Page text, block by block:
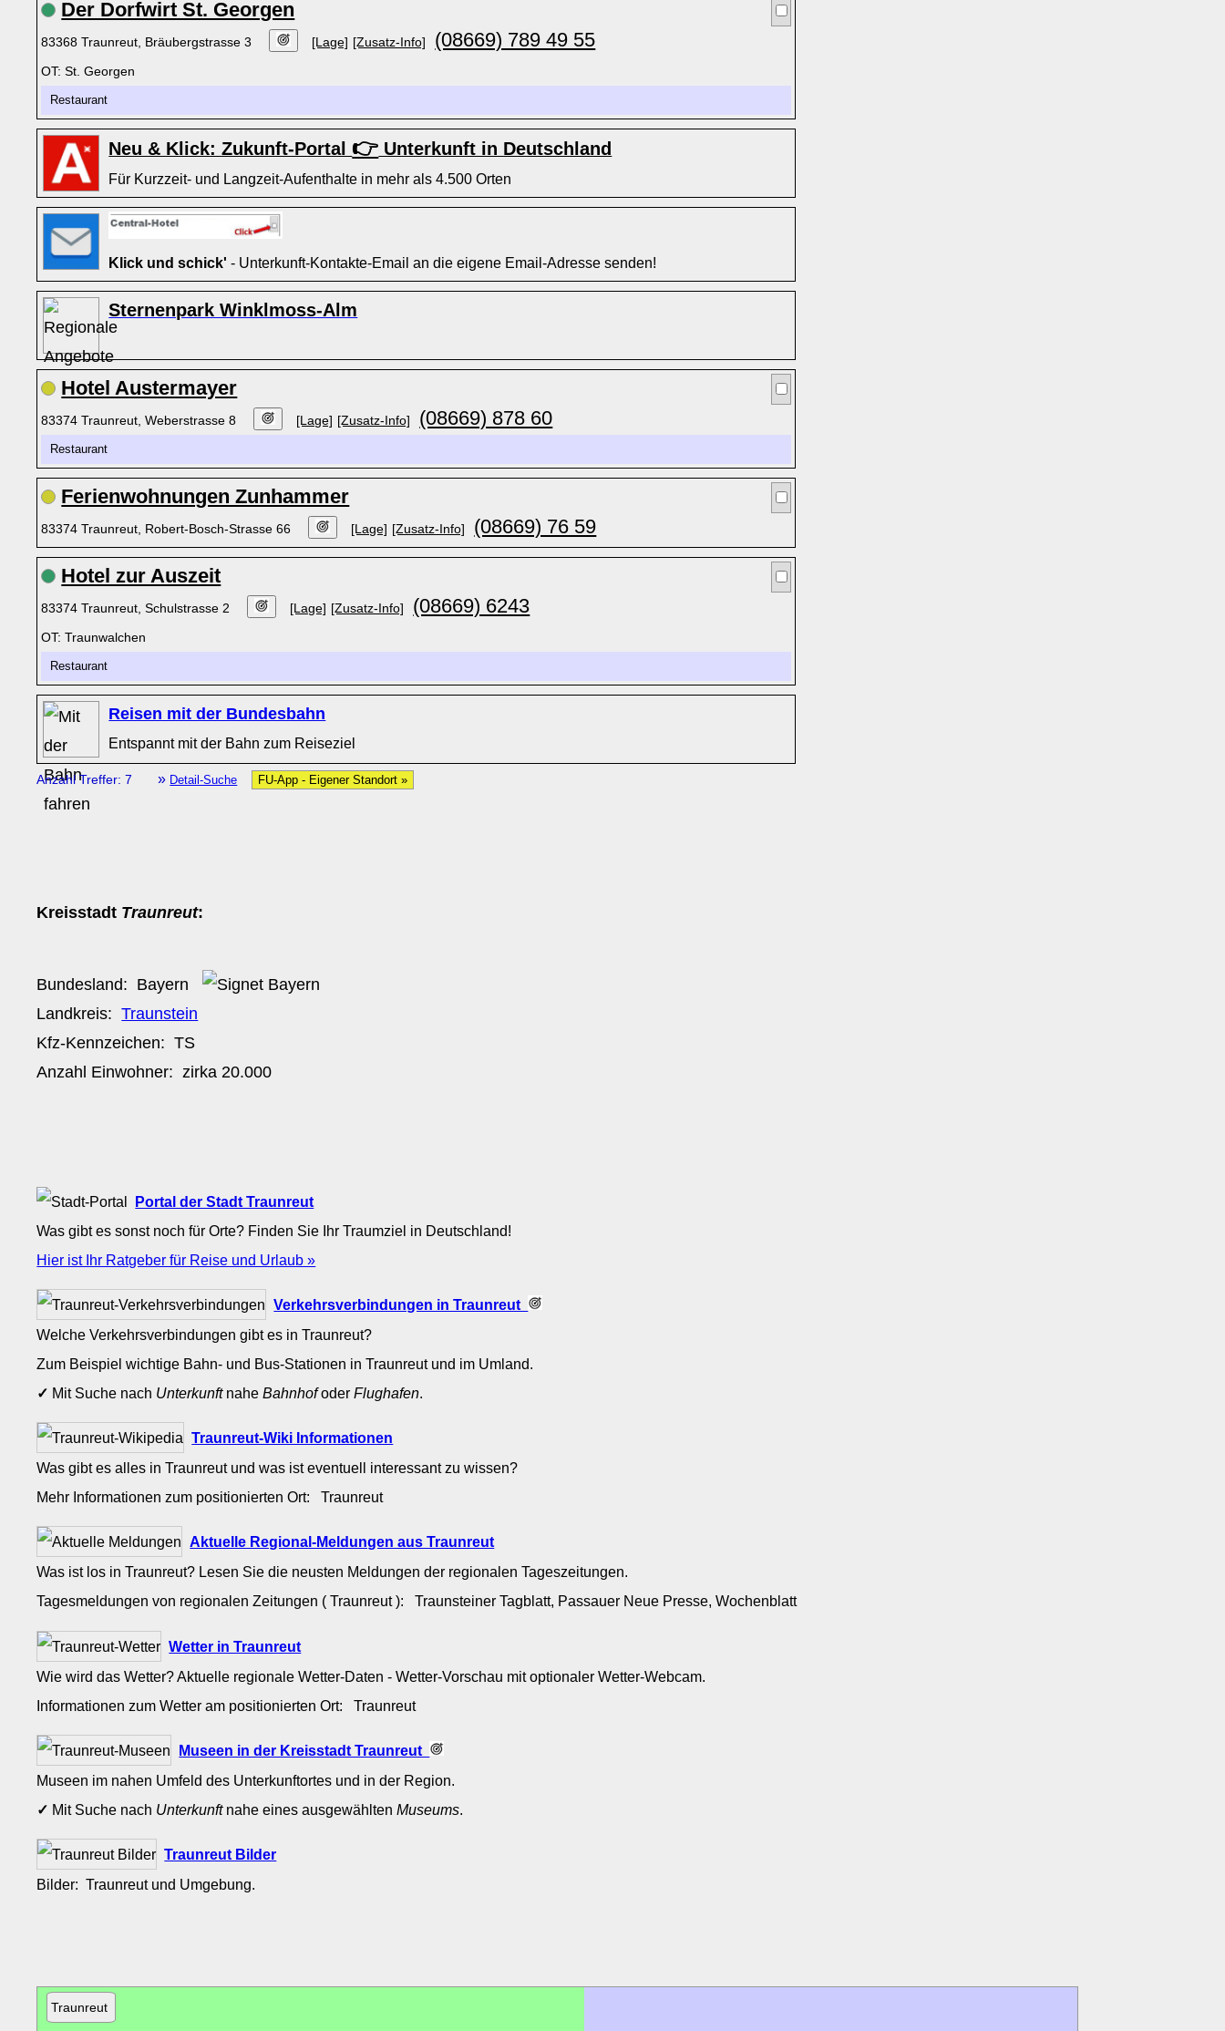
Der Dorfwirt St. Georgen
83368 Traunreut, Bräubergstrasse 3 [Lage] [Zusatz-Info] (08669) 789 49 55
OT: St. Georgen
Restaurant
Neu & Klick: Zukunft-Portal 👉 Unterkunft in Deutschland
Für Kurzzeit- und Langzeit-Aufenthalte in mehr als 4.500 Orten
Klick und schick' - Unterkunft-Kontakte-Email an die eigene Email-Adresse senden!
Sternenpark Winklmoss-Alm
Hotel Austermayer
83374 Traunreut, Weberstrasse 8 [Lage] [Zusatz-Info] (08669) 878 60
Restaurant
Ferienwohnungen Zunhammer
83374 Traunreut, Robert-Bosch-Strasse 66 [Lage] [Zusatz-Info] (08669) 76 59
Hotel zur Auszeit
83374 Traunreut, Schulstrasse 2 [Lage] [Zusatz-Info] (08669) 6243
OT: Traunwalchen
Restaurant
Reisen mit der Bundesbahn
Entspannt mit der Bahn zum Reiseziel
Anzahl Treffer: 7 » Detail-Suche FU-App - Eigener Standort »
Kreisstadt Traunreut:
Bundesland: Bayern
Landkreis:Traunstein
Kfz-Kennzeichen:TS
Anzahl Einwohner: zirka 20.000
Portal der Stadt Traunreut
Was gibt es sonst noch für Orte? Finden Sie Ihr Traumziel in Deutschland!
Hier ist Ihr Ratgeber für Reise und Urlaub »
Verkehrsverbindungen in Traunreut
Welche Verkehrsverbindungen gibt es in Traunreut?
Zum Beispiel wichtige Bahn- und Bus-Stationen in Traunreut und im Umland.
✓ Mit Suche nach UnterkunftnaheBahnhofoderFlughafen.
Traunreut-Wiki Informationen
Was gibt es alles in Traunreut und was ist eventuell interessant zu wissen?
Mehr Informationen zum positionierten Ort: Traunreut
Aktuelle Regional-Meldungen aus Traunreut
Was ist los in Traunreut? Lesen Sie die neusten Meldungen der regionalen Tageszeitungen.
Tagesmeldungen von regionalen Zeitungen ( Traunreut ): Traunsteiner Tagblatt, Passauer Neue Presse, Wochenblatt
Wetter in Traunreut
Wie wird das Wetter? Aktuelle regionale Wetter-Daten - Wetter-Vorschau mit optionaler Wetter-Webcam.
Informationen zum Wetter am positionierten Ort: Traunreut
Museen in der Kreisstadt Traunreut
Museen im nahen Umfeld des Unterkunftortes und in der Region.
✓ Mit Suche nach Unterkunftnahe eines ausgewähltenMuseums.
Traunreut Bilder
Bilder: Traunreut und Umgebung.
Traunreut